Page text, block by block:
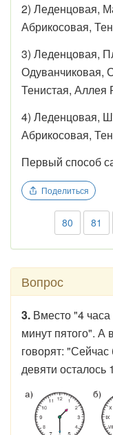
2) Леденцовая,
Абрикосовая,
3) Леденцовая,
Одуванчиковая,
Тенистая, Аллея
4) Леденцовая,
Абрикосовая,
Первый способ
Поделиться
80 81
Вопрос
3. Вместо "4
минут пятого". А
говорят:
девяти